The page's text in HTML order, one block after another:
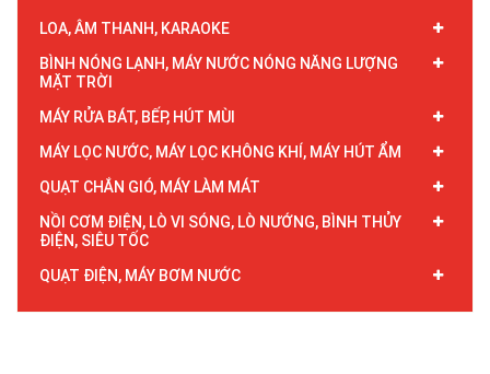
LOA, ÂM THANH, KARAOKE
BÌNH NÓNG LẠNH, MÁY NƯỚC NÓNG NĂNG LƯỢNG
MẶT TRỜI
MÁY RỬA BÁT, BẾP, HÚT MÙI
MÁY LỌC NƯỚC, MÁY LỌC KHÔNG KHÍ, MÁY HÚT ẨM
QUẠT CHẮN GIÓ, MÁY LÀM MÁT
NỒI CƠM ĐIỆN, LÒ VI SÓNG, LÒ NƯỚNG, BÌNH THỦY
ĐIỆN, SIÊU TỐC
QUẠT ĐIỆN, MÁY BƠM NƯỚC